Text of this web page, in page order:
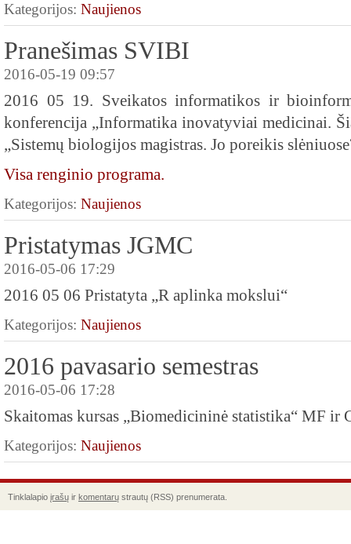
Kategorijos: Naujienos
Pranešimas SVIBI
2016-05-19 09:57
2016 05 19. Sveikatos informatikos ir
konferencija „Informatika inovatyviai medicinai.
„Sistemų biologijos magistras. Jo poreikis
Visa renginio programa.
Kategorijos: Naujienos
Pristatymas JGMC
2016-05-06 17:29
2016 05 06 Pristatyta „R aplinka mokslui“
Kategorijos: Naujienos
2016 pavasario semestras
2016-05-06 17:28
Skaitomas kursas „Biomedicininė statistika“ MF ir
Kategorijos: Naujienos
Tinklalapio įrašų ir komentarų strautų (RSS) prenumerata.